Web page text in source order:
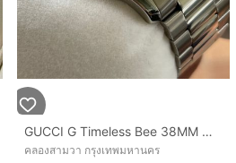
GUCCI G Timeless Bee 38MM Quartz SS Black Dial Men's Watch YA1264136
คลองสามวา กรุงเทพมหานคร